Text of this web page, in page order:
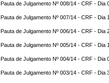
Pauta de Julgamento Nº 008/14 - CRF - Dia
Pauta de Julgamento Nº 007/14 - CRF - Dia
Pauta de Julgamento Nº 006/14 - CRF - Dia
Pauta de Julgamento Nº 005/14 - CRF - Dia
Pauta de Julgamento Nº 004/14 - CRF - Dia
Pauta de Julgamento Nº 003/14 - CRF - Dia